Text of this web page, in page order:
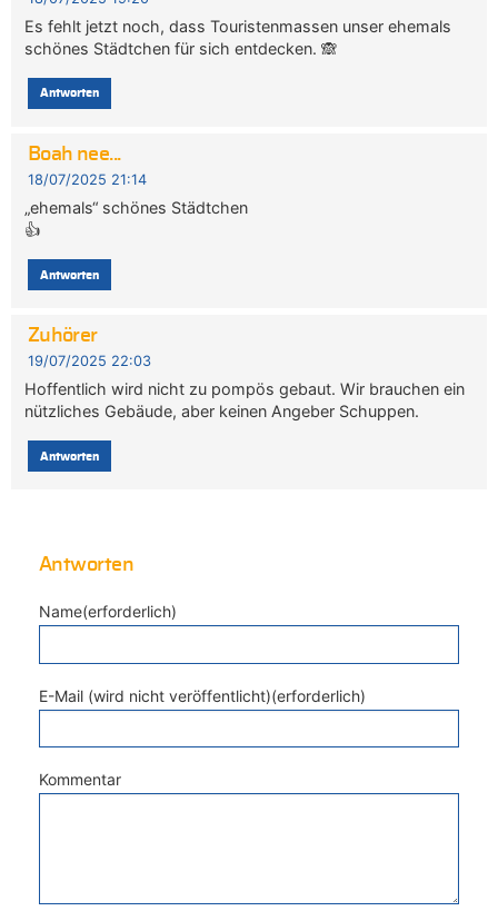
Es fehlt jetzt noch, dass Touristenmassen unser ehemals
schönes Städtchen für sich entdecken. 🙈
Antworten
Boah nee...
18/07/2025 21:14
„ehemals“ schönes Städtchen
👍
Antworten
Zuhörer
19/07/2025 22:03
Hoffentlich wird nicht zu pompös gebaut. Wir brauchen ein
nützliches Gebäude, aber keinen Angeber Schuppen.
Antworten
Antworten
Name(erforderlich)
E-Mail (wird nicht veröffentlicht)(erforderlich)
Kommentar